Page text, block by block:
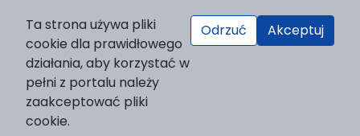
Wydawnictwo Naukowe UKSW, ul. Dewajtis 5, domek
nr 2, 01-815 Warszawa
Strona WWW Wydawnictwa
e-mail: wydawnictwo@uksw.edu.pl
Ta strona używa pliki
cookie dla prawidłowego
działania, aby korzystać w
pełni z portalu należy
zaakceptować pliki
cookie.
Odrzuć Akceptuj